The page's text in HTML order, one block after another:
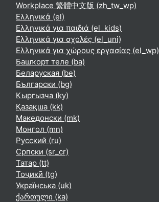
Workplace 繁體中文版 ‎(zh_tw_wp)‎
Ελληνικά ‎(el)‎
Ελληνικά για παιδιά ‎(el_kids)‎
Ελληνικά για σχολές ‎(el_uni)‎
Ελληνικά για χώρους εργασίας ‎(el_wp)‎
Башҡорт теле ‎(ba)‎
Беларуская ‎(be)‎
Български ‎(bg)‎
Кыргызча ‎(ky)‎
Қазақша ‎(kk)‎
Македонски ‎(mk)‎
Монгол ‎(mn)‎
Русский ‎(ru)‎
Српски ‎(sr_cr)‎
Татар ‎(tt)‎
Тоҷикӣ ‎(tg)‎
Українська ‎(uk)‎
ქართული ‎(ka)‎